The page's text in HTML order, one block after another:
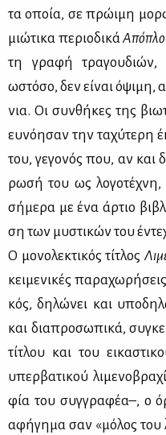
τα οποία, σε πρώ­ι­μη
μιώ­τι­κα πε­ριο­δι­κά
τη γρα­φή τρα­γου­διών,
ωστό­σο, δεν εί­ναι όψι­μη,
νια. Οι συν­θή­κες της
ευ­νό­η­σαν την τα­χύ­τε­ρη
του, γε­γο­νός που, αν και
ρω­σή του ως λο­γο­τέ­χνη,
σή­με­ρα με ένα άρ­τιο
ση των μυ­στι­κών του
Ο μο­νο­λε­κτι­κός τί­τλος
κει­με­νι­κές
κός, δη­λώ­νει και
και δια­προ­σω­πι­κά,
τί­τλου και του
υπερ­βα­τι­κού
φία του συγ­γρα­φέα–, ο
αφή­γη­μα σαν «μό­λος του